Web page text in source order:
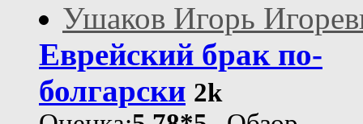
Ушаков Игорь
Еврейский брак по-
болгарски 2k